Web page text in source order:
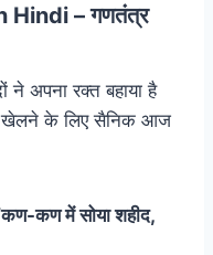
– गणतंत्र
ने अपना रक्त बहाया है
खेलने के लिए सैनिक आज
कण में सोया शहीद,